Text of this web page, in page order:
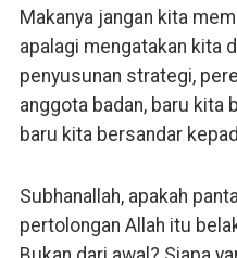
Makanya jangan kita
apalagi mengatakan kita
penyusunan strategi,
anggota badan, baru kita
baru kita bersandar
Subhanallah, apakah
pertolongan Allah itu